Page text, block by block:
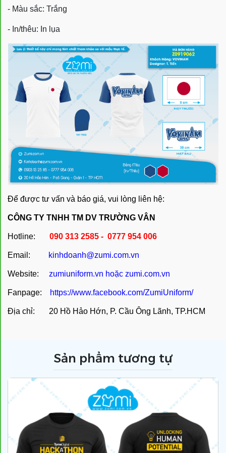
- Màu sắc: Trắng
- In/thêu: In lụa
Để được tư vấn và báo giá, vui lòng liên hệ:
CÔNG TY TNHH TM DV TRƯỜNG VÂN
Hotline: 090 313 2585 - 0777 954 006
Email: kinhdoanh@zumi.com.vn
Website: zumiuniform.vn hoặc zumi.com.vn
Fanpage: https://www.facebook.com/ZumiUniform/
Địa chỉ: 20 Hồ Hảo Hớn, P. Cầu Ông Lãnh, TP.HCM
Sản phẩm tương tự